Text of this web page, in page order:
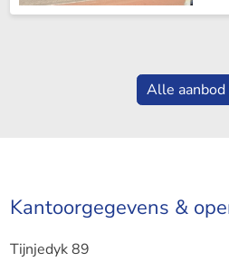
Alle aanbod
Kantoorgegevens &
Tijnjedyk 89